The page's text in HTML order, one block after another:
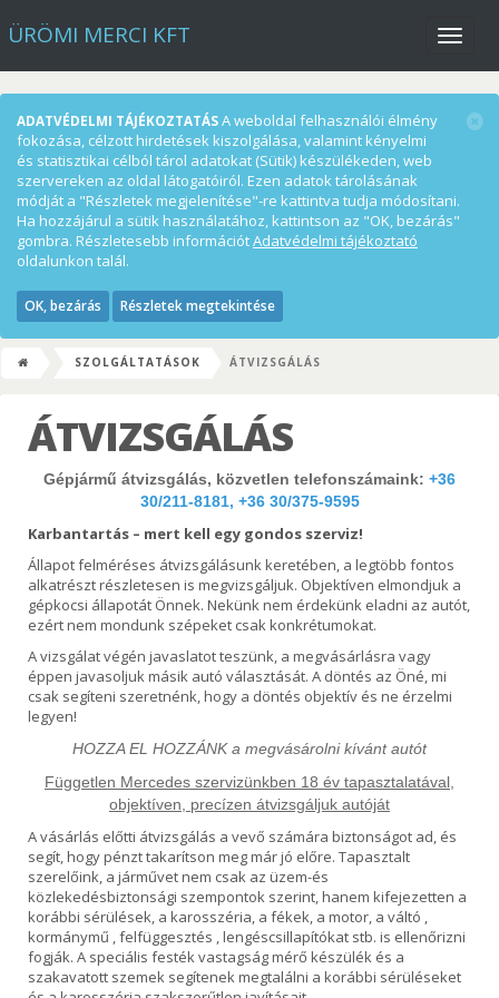
Menü
ÜRÖMI MERCI KFT
ADATVÉDELMI TÁJÉKOZTATÁSA weboldal felhasználói élmény
fokozása, célzott hirdetések kiszolgálása, valamint kényelmi
és statisztikai célból tárol adatokat (Sütik) készülékeden, web
szervereken az oldal látogatóiról. Ezen adatok tárolásának
módját a "Részletek megjelenítése"-re kattintva tudja módosítani.
Ha hozzájárul a sütik használatához, kattintson az "OK, bezárás"
gombra. Részletesebb információtAdatvédelmi tájékoztató
oldalunkon talál.
OK, bezárás Részletek megtekintése
SZOLGÁLTATÁSOK ÁTVIZSGÁLÁS
ÁTVIZSGÁLÁS
Gépjármű átvizsgálás, közvetlen telefonszámaink: +36
30/211-8181, +36 30/375-9595
Karbantartás – mert kell egy gondos szerviz!
Állapot felméréses átvizsgálásunk keretében, a legtöbb fontos
alkatrészt részletesen is megvizsgáljuk. Objektíven elmondjuk a
gépkocsi állapotát Önnek. Nekünk nem érdekünk eladni az autót,
ezért nem mondunk szépeket csak konkrétumokat.
A vizsgálat végén javaslatot teszünk, a megvásárlásra vagy
éppen javasoljuk másik autó választását. A döntés az Öné, mi
csak segíteni szeretnénk, hogy a döntés objektív és ne érzelmi
legyen!
HOZZA EL HOZZÁNK a megvásárolni kívánt autót
Független Mercedes szervizünkben 18 év tapasztalatával,
objektíven, precízen átvizsgáljuk autóját
A vásárlás előtti átvizsgálás a vevő számára biztonságot ad, és
segít, hogy pénzt takarítson meg már jó előre. Tapasztalt
szerelőink, a járművet nem csak az üzem-és
közlekedésbiztonsági szempontok szerint, hanem kifejezetten a
korábbi sérülések, a karosszéria, a fékek, a motor, a váltó ,
kormánymű , felfüggesztés , lengéscsillapítókat stb. is ellenőrizni
fogják. A speciális festék vastagság mérő készülék és a
szakavatott szemek segítenek megtalálni a korábbi sérüléseket